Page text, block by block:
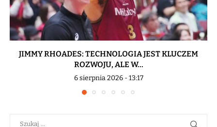
JIMMY RHOADES: TECHNOLOGIA JEST KLUCZEM
ROZWOJU, ALE W...
6 sierpnia 2026 - 13:17